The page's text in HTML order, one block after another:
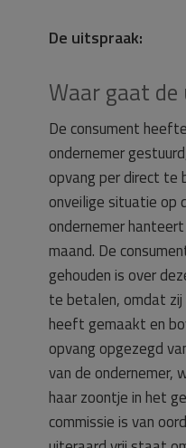
De uitspraak:
Waar gaat
De consument
ondernemer
opvang per direct te
onveilige situatie op
ondernemer
maand. De
gehouden is over
te betalen, omdat zij
heeft gemaakt en
opvang opgezegd
van de ondernemer,
haar zoontje in het
commissie is van